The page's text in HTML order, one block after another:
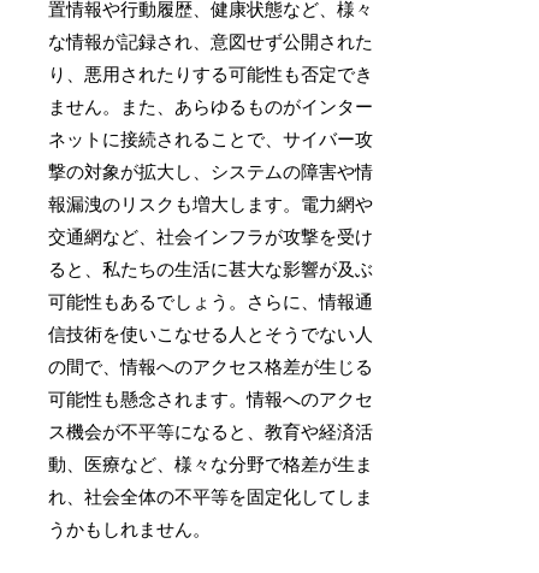
置情報や行動履歴、健康状態など、様々
な情報が記録され、意図せず公開された
り、悪用されたりする可能性も否定でき
ません。また、あらゆるものがインター
ネットに接続されることで、サイバー攻
撃の対象が拡大し、システムの障害や情
報漏洩のリスクも増大します。電力網や
交通網など、社会インフラが攻撃を受け
ると、私たちの生活に甚大な影響が及ぶ
可能性もあるでしょう。さらに、情報通
信技術を使いこなせる人とそうでない人
の間で、情報へのアクセス格差が生じる
可能性も懸念されます。情報へのアクセ
ス機会が不平等になると、教育や経済活
動、医療など、様々な分野で格差が生ま
れ、社会全体の不平等を固定化してしま
うかもしれません。